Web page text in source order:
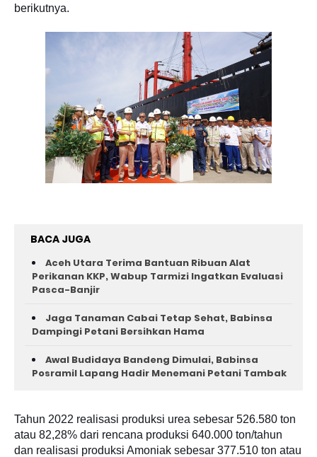
berikutnya.
BACA JUGA
Aceh Utara Terima Bantuan Ribuan Alat
Perikanan KKP, Wabup Tarmizi Ingatkan Evaluasi
Pasca-Banjir
Jaga Tanaman Cabai Tetap Sehat, Babinsa
Dampingi Petani Bersihkan Hama
Awal Budidaya Bandeng Dimulai, Babinsa
Posramil Lapang Hadir Menemani Petani Tambak
Tahun 2022 realisasi produksi urea sebesar 526.580 ton
atau 82,28% dari rencana produksi 640.000 ton/tahun
dan realisasi produksi Amoniak sebesar 377.510 ton atau